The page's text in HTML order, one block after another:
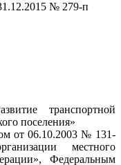
№ 279-п
транспортной
поселения»
от 06.10.2003 № 131-
местного
Федеральным